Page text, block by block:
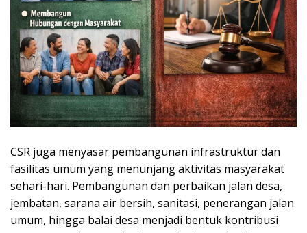
CSR juga menyasar pembangunan infrastruktur dan
fasilitas umum yang menunjang aktivitas masyarakat
sehari-hari. Pembangunan dan perbaikan jalan desa,
jembatan, sarana air bersih, sanitasi, penerangan jalan
umum, hingga balai desa menjadi bentuk kontribusi